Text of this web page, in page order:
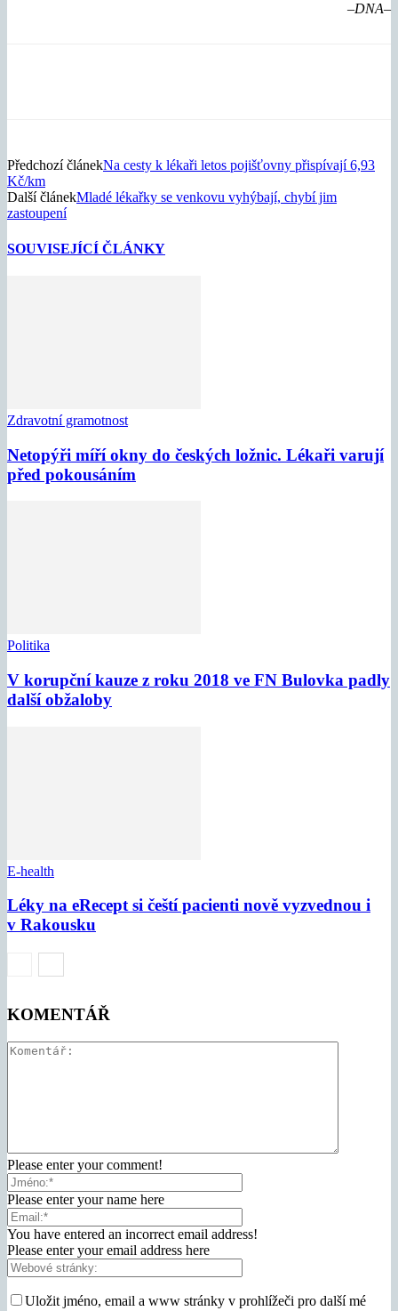
–DNA–
Předchozí článekNa cesty k lékaři letos pojišťovny přispívají 6,93
Kč/km
Další článekMladé lékařky se venkovu vyhýbají, chybí jim
zastoupení
SOUVISEJÍCÍ ČLÁNKY
Zdravotní gramotnost
Netopýři míří okny do českých ložnic. Lékaři varují
před pokousáním
Politika
V korupční kauze z roku 2018 ve FN Bulovka padly
další obžaloby
E-health
Léky na eRecept si čeští pacienti nově vyzvednou i
v Rakousku
KOMENTÁŘ
Please enter your comment!
Please enter your name here
You have entered an incorrect email address!
Please enter your email address here
Uložit jméno, email a www stránky v prohlížeči pro další mé